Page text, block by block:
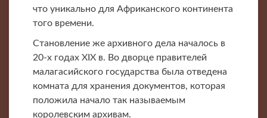
что уникально для Африканского континента
того времени.
Становление же архивного дела началось в
20-х годах XIX в. Во дворце правителей
малагасийского государства была отведена
комната для хранения документов, которая
положила начало так называемым
королевским архивам.